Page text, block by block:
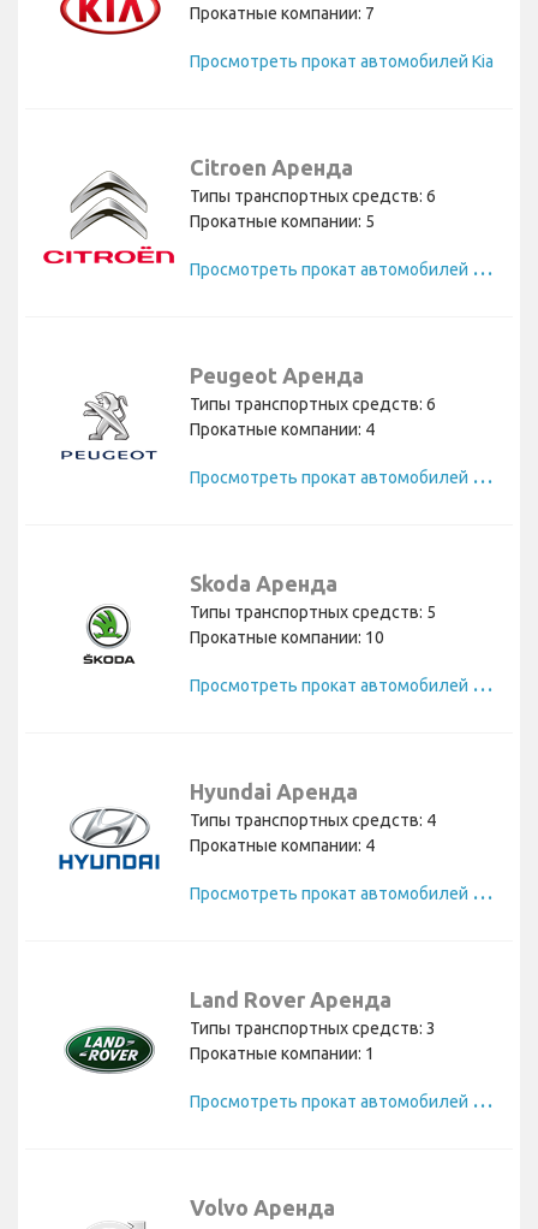
Прокатные компании: 7
Просмотреть прокат автомобилей Kia
Citroen Аренда
Типы транспортных средств: 6
Прокатные компании: 5
П
росмотреть прокат автомобилей Citroen
Peugeot Аренда
Типы транспортных средств: 6
Прокатные компании: 4
П
росмотреть прокат автомобилей Peugeot
Skoda Аренда
Типы транспортных средств: 5
Прокатные компании: 10
П
росмотреть прокат автомобилей Skoda
Hyundai Аренда
Типы транспортных средств: 4
Прокатные компании: 4
П
росмотреть прокат автомобилей Hyundai
Land Rover Аренда
Типы транспортных средств: 3
Прокатные компании: 1
П
росмотреть прокат автомобилей Land Rover
Volvo Аренда